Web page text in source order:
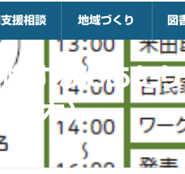
援相談 地域づくり 図
修するにあた
（木）